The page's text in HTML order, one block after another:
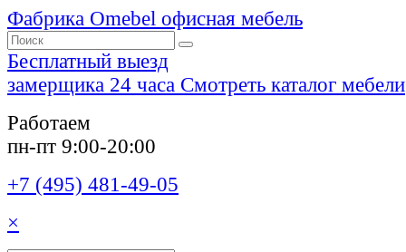
Фабрика Omebel офисная мебель
Бесплатный выезд
замерщика 24 часа Смотреть каталог мебели
Работаем
пн-пт 9:00-20:00
+7 (495) 481-49-05
×